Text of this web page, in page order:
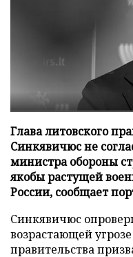
Глава литовского
Синкявичюс не
министра обороны
якобы растущей
России, сообщает
Синкявичюс
возрастающей
правительства